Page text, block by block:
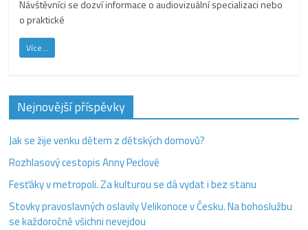
Návštěvníci se dozví informace o audiovizuální specializaci nebo
o praktické
Více...
Nejnovější příspěvky
Jak se žije venku dětem z dětských domovů?
Rozhlasový cestopis Anny Peclové
Fesťáky v metropoli. Za kulturou se dá vydat i bez stanu
Stovky pravoslavných oslavily Velikonoce v Česku. Na bohoslužbu
se každoročně všichni nevejdou